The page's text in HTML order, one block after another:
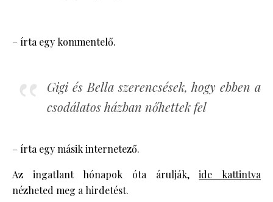
– írta egy kommentelő.
Gigi és Bella szerencsések, hogy ebben a
csodálatos házban nőhettek fel
– írta egy másik internetező.
Az ingatlant hónapok óta árulják,ide kattintva
nézheted meg a hirdetést.